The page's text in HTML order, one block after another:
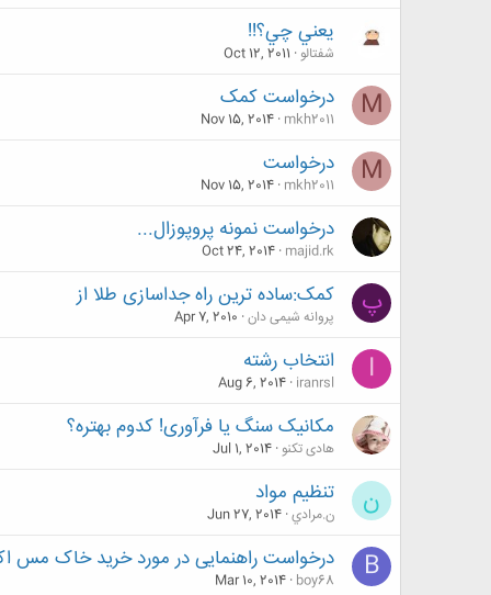
يعني چي؟!!
شفتالو Oct 12, 2011
M درخواست کمک
mkh2011
Nov 15, 2014
M درخواست
mkh2011
Nov 15, 2014
درخواست نمونه پروپوزال...
majid.rk
Oct 24, 2014
پ کمک:ساده ترین راه جداسازی طلا از
پروانه شیمی دان Apr 7, 2010
I انتخاب رشته
iranrsl
Aug 6, 2014
مکانیک سنگ یا فرآوری! کدوم بهتره؟
هادی تکنو Jul 1, 2014
ن تنظيم مواد
ن.مرادي Jun 27, 2014
B درخواست راهنمایی در مورد خرید خاک مس
boy68
Mar 10, 2014